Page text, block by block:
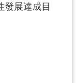
發展達成目